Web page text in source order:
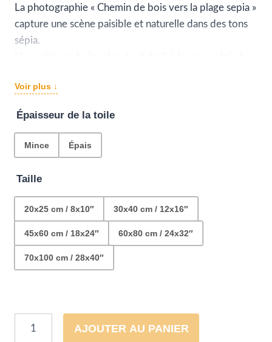
prix :
€29.99
La photographie « Chemin de bois vers la plage sepia »
capture une scène paisible et naturelle dans des tons
sépia.
Le ciel nuageux prend la moitié supérieure de la photo,
ajoutant à l’atmosphère apaisante de cette image. Une
décoration simple et discrète pour tous les espaces.
Voir plus ↓
Épaisseur de la toile
Mince Épais
Taille
20x25 cm / 8x10″ 30x40 cm / 12x16″
45x60 cm / 18x24″ 60x80 cm / 24x32″
70x100 cm / 28x40″
quantité
AJOUTER AU PANIER